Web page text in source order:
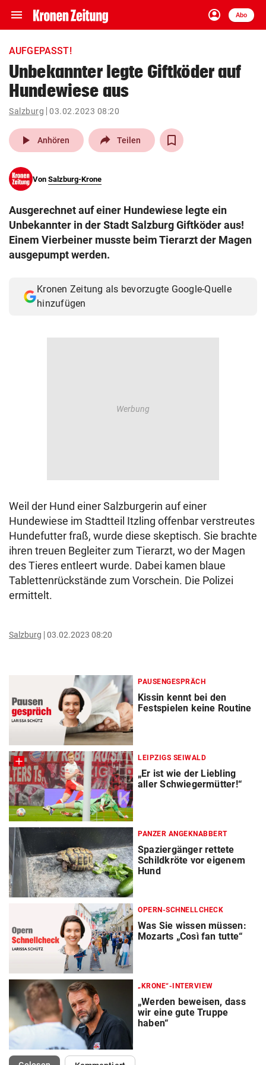
menu Navigation
ein-/ausklappen
account_circle
Anmelden
Abo
close Schließen
account_circle Anmelden
pin_drop
Wien arrow_right
search
eingeben
Muthgasse 2, 1190 Wien
AUFGEPASST!
Unbekannter legte Giftköder auf
Hundewiese aus
Salzburg 03.02.2023 08:20
play_arrow Anhören Teilen
Von Salzburg-Krone
Ausgerechnet auf einer Hundewiese legte ein
Unbekannter in der Stadt Salzburg Giftköder aus!
Einem Vierbeiner musste beim Tierarzt der Magen
ausgepumpt werden.
Kronen Zeitung als bevorzugte Google-Quelle
hinzufügen
Weil der Hund einer Salzburgerin auf einer
Hundewiese im Stadtteil Itzling offenbar verstreutes
Hundefutter fraß, wurde diese skeptisch. Sie brachte
ihren treuen Begleiter zum Tierarzt, wo der Magen
des Tieres entleert wurde. Dabei kamen blaue
Tablettenrückstände zum Vorschein. Die Polizei
ermittelt.
Salzburg 03.02.2023 08:20
PAUSENGESPRÄCH
Kissin kennt bei den
Festspielen keine Routine
LEIPZIGS SEIWALD
„Er ist wie der Liebling
aller Schwiegermütter!“
PANZER ANGEKNABBERT
Spaziergänger rettete
Schildkröte vor eigenem
Hund
OPERN-SCHNELLCHECK
Was Sie wissen müssen:
Mozarts „Così fan tutte“
„KRONE“-INTERVIEW
„Werden beweisen, dass
wir eine gute Truppe
haben“